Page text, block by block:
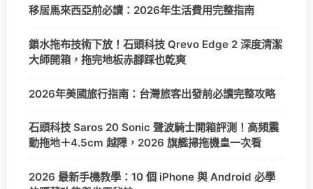
移居馬來西亞前必讀：2026年生活費用完整指南
鎖水拖布技術下放！石頭科技 Qrevo Edge 2 深度清潔
大師開箱，拖完地板赤腳踩也乾爽
2026年美國旅行指南：台灣旅客出發前必讀完整攻略
石頭科技 Saros 20 Sonic 聲波騎士開箱評測！高頻震
動拖地＋4.5cm 越障，2026 旗艦掃拖機皇一次看
2026 最新手機教學：10 個 iPhone 與 Android 必學